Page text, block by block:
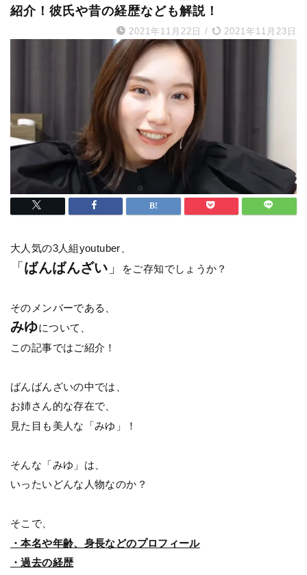
紹介！彼氏や昔の経歴なども解説！
2021年11月22日 / 2021年11月23日
大人気の3人組youtuber、
「 ばんばんざい 」 をご存知でしょうか？
そのメンバーである、
みゆについて、
この記事ではご紹介！
ばんばんざいの中では、
お姉さん的な存在で、
見た目も美人な「みゆ」！
そんな「みゆ」は、
いったいどんな人物なのか？
そこで、
・本名や年齢、身長などのプロフィール
・過去の経歴